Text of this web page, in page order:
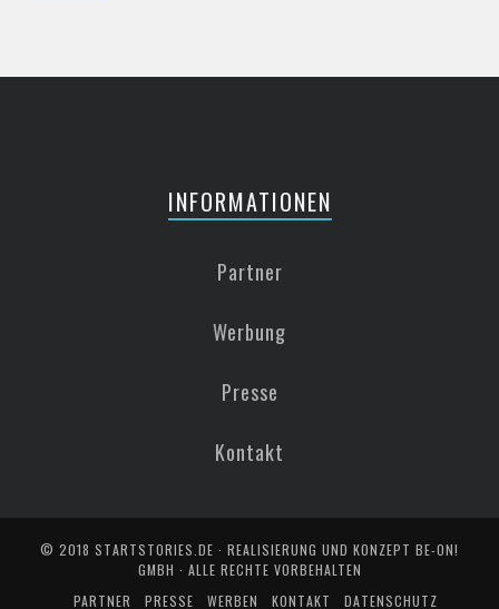
INFORMATIONEN
Partner
Werbung
Presse
Kontakt
© 2018 STARTSTORIES.DE · REALISIERUNG UND KONZEPT BE-ON!
GMBH · ALLE RECHTE VORBEHALTEN
PARTNER
PRESSE WERBEN KONTAKT DATENSCHUTZ